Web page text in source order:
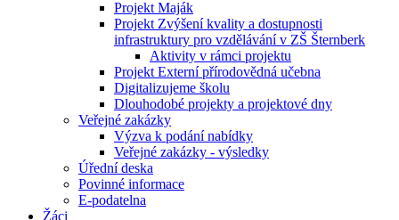
Projekt Maják
Projekt Zvýšení kvality a dostupnosti
infrastruktury pro vzdělávání v ZŠ Šternberk
Aktivity v rámci projektu
Projekt Externí přírodovědná učebna
Digitalizujeme školu
Dlouhodobé projekty a projektové dny
Veřejné zakázky
Výzva k podání nabídky
Veřejné zakázky - výsledky
Úřední deska
Povinné informace
E-podatelna
Žáci